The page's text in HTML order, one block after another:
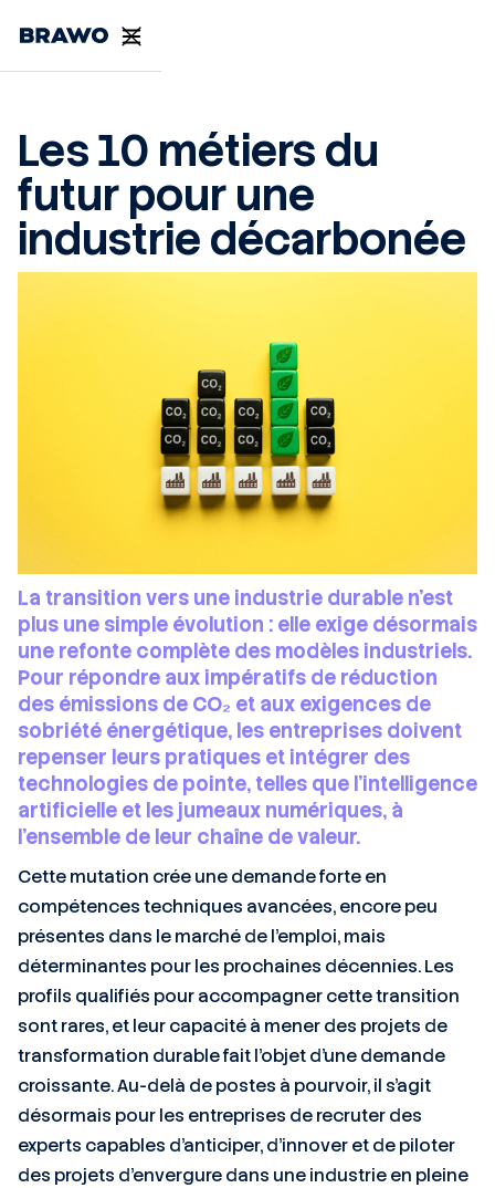
Les 10 métiers du
futur pour une
industrie décarbonée
La transition vers une industrie durable n’est
plus une simple évolution : elle exige désormais
une refonte complète des modèles industriels.
Pour répondre aux impératifs de réduction
des émissions de CO₂ et aux exigences de
sobriété énergétique, les entreprises doivent
repenser leurs pratiques et intégrer des
technologies de pointe, telles que l’intelligence
artificielle et les jumeaux numériques, à
l’ensemble de leur chaîne de valeur.
Cette mutation crée une demande forte en
compétences techniques avancées, encore peu
présentes dans le marché de l’emploi, mais
déterminantes pour les prochaines décennies. Les
profils qualifiés pour accompagner cette transition
sont rares, et leur capacité à mener des projets de
transformation durable fait l’objet d’une demande
croissante. Au-delà de postes à pourvoir, il s’agit
désormais pour les entreprises de recruter des
experts capables d’anticiper, d’innover et de piloter
des projets d’envergure dans une industrie en pleine